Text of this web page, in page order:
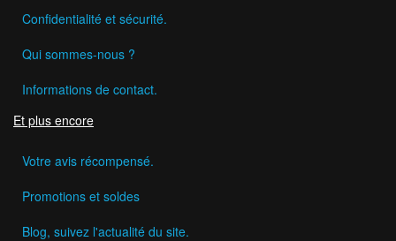
Confidentialité et sécurité.
Qui sommes-nous ?
Informations de contact.
Et plus encore
Votre avis récompensé.
Promotions et soldes
Blog, suivez l'actualité du site.